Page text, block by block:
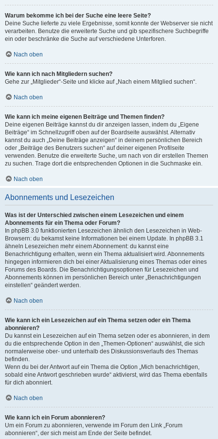
Warum bekomme ich bei der Suche eine leere Seite?
Deine Suche lieferte zu viele Ergebnisse, somit konnte der Webserver sie nicht
verarbeiten. Benutze die erweiterte Suche und gib spezifischere Suchbegriffe
ein oder beschränke die Suche auf verschiedene Unterforen.
Nach oben
Wie kann ich nach Mitgliedern suchen?
Gehe zur „Mitglieder“-Seite und klicke auf „Nach einem Mitglied suchen“.
Nach oben
Wie kann ich meine eigenen Beiträge und Themen finden?
Deine eigenen Beiträge kannst du dir anzeigen lassen, indem du „Eigene
Beiträge“ im Schnellzugriff oben auf der Boardseite auswählst. Alternativ
kannst du auch „Deine Beiträge anzeigen“ in deinem persönlichen Bereich
oder „Beiträge des Benutzers suchen“ auf deiner eigenen Profilseite
verwenden. Benutze die erweiterte Suche, um nach von dir erstellen Themen
zu suchen. Trage dort die entsprechenden Optionen in die Suchmaske ein.
Nach oben
Abonnements und Lesezeichen
Was ist der Unterschied zwischen einem Lesezeichen und einem
Abonnements für ein Thema oder Forum?
In phpBB 3.0 funktionierten Lesezeichen ähnlich den Lesezeichen in Web-
Browsern: du bekamst keine Informationen bei einem Update. In phpBB 3.1
ähneln Lesezeichen mehr einem Abonnement: du kannst eine
Benachrichtigung erhalten, wenn ein Thema aktualisiert wird. Abonnements
hingegen informieren dich bei einer Aktualisierung eines Themas oder eines
Forums des Boards. Die Benachrichtigungsoptionen für Lesezeichen und
Abonnements können im persönlichen Bereich unter „Benachrichtigungen
einstellen“ geändert werden.
Nach oben
Wie kann ich ein Lesezeichen auf ein Thema setzen oder ein Thema
abonnieren?
Du kannst ein Lesezeichen auf ein Thema setzen oder es abonnieren, in dem
du die entsprechende Option in den „Themen-Optionen“ auswählst, die sich
normalerweise ober- und unterhalb des Diskussionsverlaufs des Themas
befinden.
Wenn du bei der Antwort auf ein Thema die Option „Mich benachrichtigen,
sobald eine Antwort geschrieben wurde“ aktivierst, wird das Thema ebenfalls
für dich abonniert.
Nach oben
Wie kann ich ein Forum abonnieren?
Um ein Forum zu abonnieren, verwende im Forum den Link „Forum
abonnieren“, der sich meist am Ende der Seite befindet.